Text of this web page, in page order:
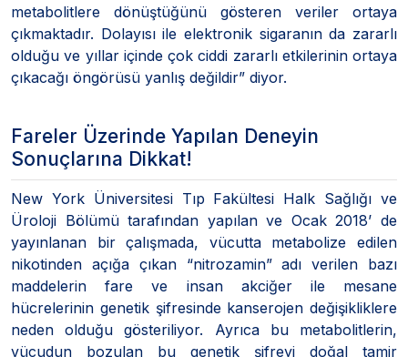
metabolitlere dönüştüğünü gösteren veriler ortaya
çıkmaktadır. Dolayısı ile elektronik sigaranın da zararlı
olduğu ve yıllar içinde çok ciddi zararlı etkilerinin ortaya
çıkacağı öngörüsü yanlış değildir” diyor.
Fareler Üzerinde Yapılan Deneyin
Sonuçlarına Dikkat!
New York Üniversitesi Tıp Fakültesi Halk Sağlığı ve
Üroloji Bölümü tarafından yapılan ve Ocak 2018’ de
yayınlanan bir çalışmada, vücutta metabolize edilen
nikotinden açığa çıkan “nitrozamin” adı verilen bazı
maddelerin fare ve insan akciğer ile mesane
hücrelerinin genetik şifresinde kanserojen değişikliklere
neden olduğu gösteriliyor. Ayrıca bu metabolitlerin,
vücudun bozulan bu genetik şifreyi doğal tamir